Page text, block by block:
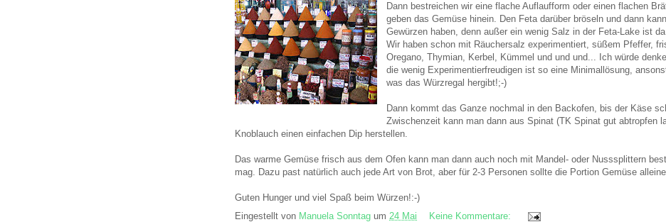
Dann bestreichen wir eine flache Auflaufform oder einen flachen
geben das Gemüse hinein. Den Feta darüber bröseln und dann
Gewürzen haben, denn außer ein wenig Salz in der Feta-Lake ist
Wir haben schon mit Räuchersalz experimentiert, süßem Pfeffer,
Oregano, Thymian, Kerbel, Kümmel und und und... Ich würde
die wenig Experimentierfreudigen ist so eine Minimallösung,
was das Würzregal hergibt!;-)
Dann kommt das Ganze nochmal in den Backofen, bis der Käse
Zwischenzeit kann man dann aus Spinat (TK Spinat gut abtropfen
Knoblauch einen einfachen Dip herstellen.
Das warme Gemüse frisch aus dem Ofen kann man dann auch noch mit Mandel- oder Nusssplittern
mag. Dazu past natürlich auch jede Art von Brot, aber für 2-3 Personen sollte die Portion Gemüse
Guten Hunger und viel Spaß beim Würzen!:-)
Eingestellt von Manuela Sonntag um 24 Mai
Keine Kommentare: